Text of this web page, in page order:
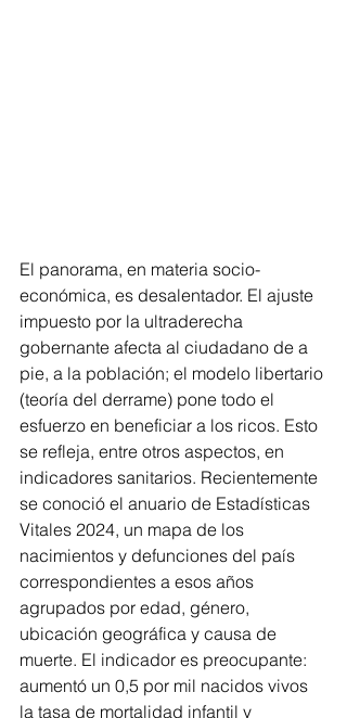
El panorama, en materia socio-
económica, es desalentador. El ajuste
impuesto por la ultraderecha
gobernante afecta al ciudadano de a
pie, a la población; el modelo libertario
(teoría del derrame) pone todo el
esfuerzo en beneficiar a los ricos. Esto
se refleja, entre otros aspectos, en
indicadores sanitarios. Recientemente
se conoció el anuario de Estadísticas
Vitales 2024, un mapa de los
nacimientos y defunciones del país
correspondientes a esos años
agrupados por edad, género,
ubicación geográfica y causa de
muerte. El indicador es preocupante:
aumentó un 0,5 por mil nacidos vivos
la tasa de mortalidad infantil y